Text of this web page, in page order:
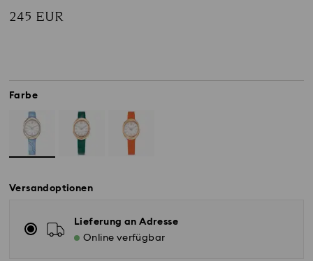
245 EUR
Farbe
Versandoptionen
Lieferung an Adresse
Online verfügbar